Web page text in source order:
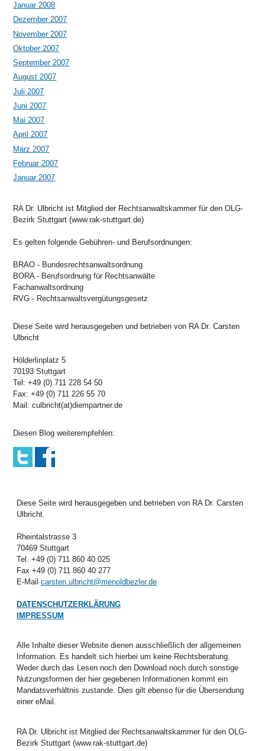
Januar 2008
Dezember 2007
November 2007
Oktober 2007
September 2007
August 2007
Juli 2007
Juni 2007
Mai 2007
April 2007
März 2007
Februar 2007
Januar 2007
RA Dr. Ulbricht ist Mitglied der Rechtsanwaltskammer für den OLG-
Bezirk Stuttgart (www.rak-stuttgart.de)
Es gelten folgende Gebühren- und Berufsordnungen:
BRAO - Bundesrechtsanwaltsordnung
BORA - Berufsordnung für Rechtsanwälte
Fachanwaltsordnung
RVG - Rechtsanwaltsvergütungsgesetz
Diese Seite wird herausgegeben und betrieben von RA Dr. Carsten
Ulbricht
Hölderlinplatz 5
70193 Stuttgart
Tel: +49 (0) 711 228 54 50
Fax: +49 (0) 711 226 55 70
Mail: culbricht(at)diempartner.de
Diesen Blog weiterempfehlen:
Diese Seite wird herausgegeben und betrieben von RA Dr. Carsten
Ulbricht.
Rheintalstrasse 3
70469 Stuttgart
Tel. +49 (0) 711 860 40 025
Fax +49 (0) 711 860 40 277
E-Mail carsten.ulbricht@menoldbezler.de
DATENSCHUTZERKLÄRUNG
IMPRESSUM
Alle Inhalte dieser Website dienen ausschließlich der allgemeinen
Information. Es handelt sich hierbei um keine Rechtsberatung.
Weder durch das Lesen noch den Download noch durch sonstige
Nutzungsformen der hier gegebenen Informationen kommt ein
Mandatsverhältnis zustande. Dies gilt ebenso für die Übersendung
einer eMail.
RA Dr. Ulbricht ist Mitglied der Rechtsanwaltskammer für den OLG-
Bezirk Stuttgart (www.rak-stuttgart.de)